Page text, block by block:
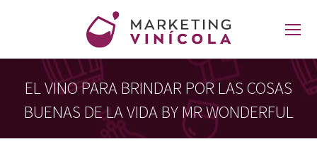
EL VINO PARA BRINDAR POR LAS COSAS
BUENAS DE LA VIDA BY MR WONDERFUL
Estás aquí: